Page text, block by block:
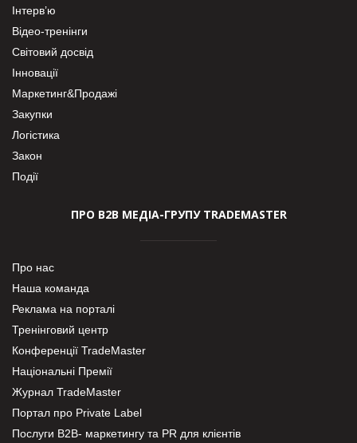
Інтерв’ю
Відео-тренінги
Світовий досвід
Інновації
Маркетинг&Продажі
Закупки
Логістика
Закон
Події
ПРО В2В МЕДІА-ГРУПУ TRADEMASTER
Про нас
Наша команда
Реклама на порталі
Тренінговий центр
Конференції TradeMaster
Національні Премії
Журнал TradeMaster
Портал про Private Label
Послуги В2В- маркетингу та PR для клієнтів